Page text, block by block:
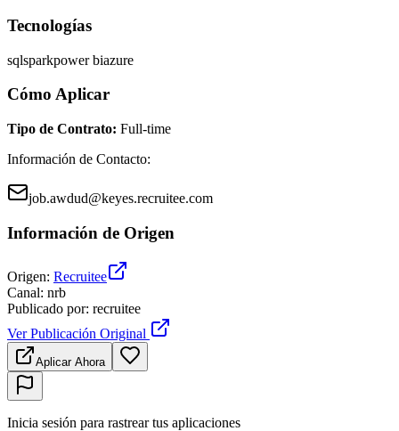
Tecnologías
sqlsparkpower biazure
Cómo Aplicar
Tipo de Contrato: Full-time
Información de Contacto:
job.awdud@keyes.recruitee.com
Información de Origen
Origen: Recruitee
Canal: nrb
Publicado por: recruitee
Ver Publicación Original
Aplicar Ahora
Inicia sesión para rastrear tus aplicaciones